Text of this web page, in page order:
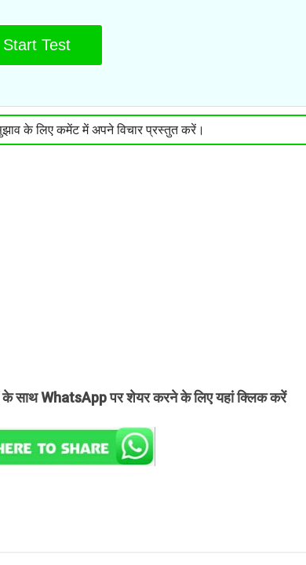
Start Test
के लिए कमेंट में अपने विचार प्रस्तुत करें।
के साथ WhatsApp पर शेयर करने के लिए यहां क्लिक करें